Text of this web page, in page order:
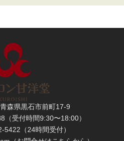
森県黒石市前町17-9
（受付時間9:30〜18:00）
5422 （24時間受付）